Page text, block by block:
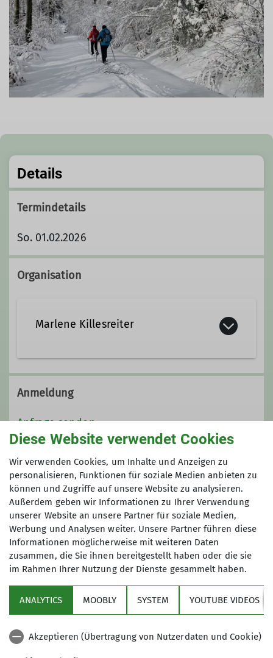
Details
Termindetails
So. 01.02.2026
Organisation
Marlene Killesreiter
08731 4652
Kontakt aufnehmen
Sektionsredakteurin
Seniorenbetreuerin Organisatorin
Anmeldung
Anfrage senden
Maximale Teilnehmeranzahl
10
Bundesverband
Service
Diese Website verwendet Cookies
Wir verwenden Cookies, um Inhalte und Anzeigen zu
personalisieren, Funktionen für soziale Medien anbieten zu
können und Zugriffe auf unsere Website zu analysieren.
Außerdem geben wir Informationen zu Ihrer Verwendung
unserer Website an unsere Partner für soziale Medien,
Werbung und Analysen weiter. Unsere Partner führen diese
Informationen möglicherweise mit weiteren Daten
zusammen, die Sie ihnen bereitgestellt haben oder die sie
im Rahmen Ihrer Nutzung der Dienste gesammelt haben.
ANALYTICS MOOBLY SYSTEM YOUTUBE VIDEOS
Akzeptieren (Übertragung von Nutzerdaten und Cookie)